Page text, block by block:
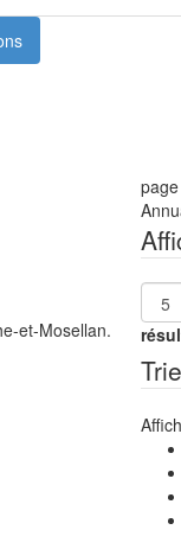
et-Mosellan.